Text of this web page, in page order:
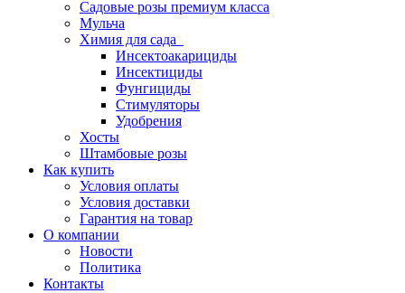
Садовые розы премиум класса
Мульча
Химия для сада
Инсектоакарициды
Инсектициды
Фунгициды
Стимуляторы
Удобрения
Хосты
Штамбовые розы
Как купить
Условия оплаты
Условия доставки
Гарантия на товар
О компании
Новости
Политика
Контакты